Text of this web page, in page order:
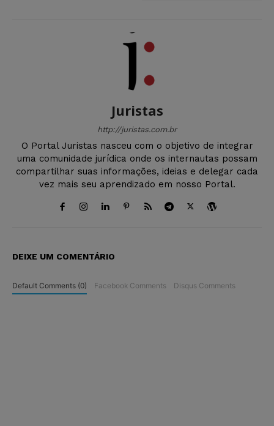
Juristas
http://juristas.com.br
O Portal Juristas nasceu com o objetivo de integrar
uma comunidade jurídica onde os internautas possam
compartilhar suas informações, ideias e delegar cada
vez mais seu aprendizado em nosso Portal.
DEIXE UM COMENTÁRIO
Default Comments (0) Facebook Comments Disqus Comments